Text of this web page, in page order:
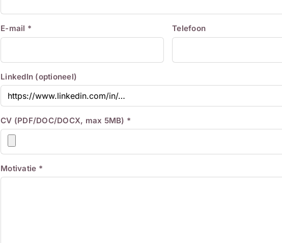
E-mail * Telefoon
LinkedIn (optioneel)
CV (PDF/DOC/DOCX, max 5MB) *
Motivatie *